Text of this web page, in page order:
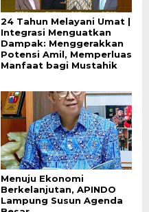
24 Tahun Melayani Umat |
Integrasi Menguatkan
Dampak: Menggerakkan
Potensi Amil, Memperluas
Manfaat bagi Mustahik
Menuju Ekonomi
Berkelanjutan, APINDO
Lampung Susun Agenda